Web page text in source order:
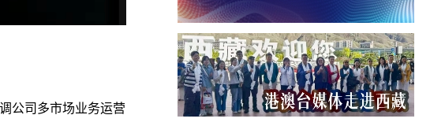
公司多市场业务运营